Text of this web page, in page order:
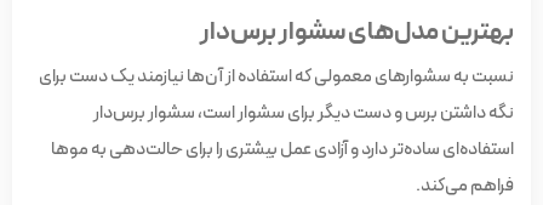
بهترین مدل‌های سشوار برس‌دار
نسبت به سشوارهای معمولی که استفاده از آن‌ها نیازمند یک دست برای
نگه داشتن برس و دست دیگر برای سشوار است، سشوار برس‌دار
استفاده‌ای ساده‌تر دارد و آزادی عمل بیشتری را برای حالت‌دهی به موها
فراهم می‌کند.